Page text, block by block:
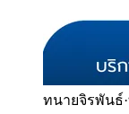
ทนายจิรพันธ์·